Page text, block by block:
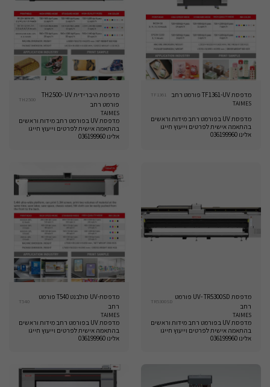
מדפסת TF1361-UV פורמט רחב TF1361
TAIMES
מדפסת UV בפורמט רחב מידות וראשים
בהתאמה אישית לפרטים וייעוץ חייגו
אלינו 036199960
מדפסת היברידית TH2500- UV
פורמט רחב
TH2500
TAIMES
מדפסת UV בפורמט רחב מידות וראשים
בהתאמה אישית לפרטים וייעוץ חייגו
אלינו 036199960
מדפסת UV- TR5300SD פורמט
רחב
TR5300SD
TAIMES
מדפסת UV בפורמט רחב מידות וראשים
בהתאמה אישית לפרטים וייעוץ חייגו
אלינו 036199960
מדפסת-UV סולבנט T540 פורמט
רחב
T540
TAIMES
מדפסת UV בפורמט רחב מידות וראשים
בהתאמה אישית לפרטים וייעוץ חייגו
אלינו 036199960